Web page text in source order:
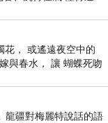
破針織衫上衣
花， 或遙遠夜空中的
與春水， 讓 蝴蝶死吻
龍疆對梅麗特說話的語